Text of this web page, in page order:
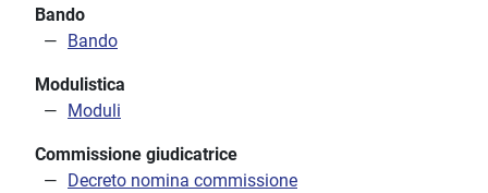
Bando
Bando
Modulistica
Moduli
Commissione giudicatrice
Decreto nomina commissione